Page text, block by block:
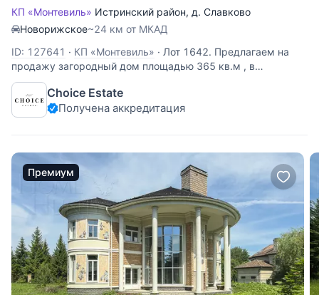
КП «Монтевиль» Истринский район, д. Славково
Новорижское~24 км от МКАД
ID: 127641 · КП «Монтевиль» · Лот 1642. Предлагаем на
продажу загородный дом площадью 365 кв.м , в
коттеджном поселке "Монтевиль".Дом построен очень
качественно,продуманная планировка, высокие потолки, В
отделке использовались только импортные
Choice Estate
Получена аккредитация
Премиум